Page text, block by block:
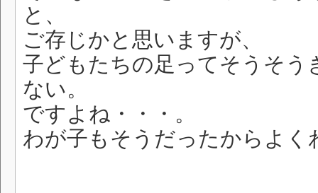
と、
ご存じかと思いますが、
子どもたちの足ってそうそう
ない。
ですよね・・・。
わが子もそうだったからよく